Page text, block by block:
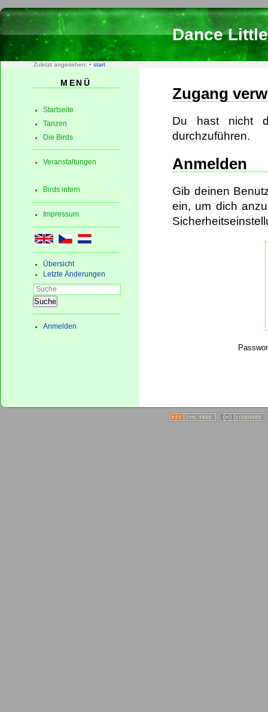
Dance
Zuletzt angesehen: • start
Zugang
Du hast nicht
durchzuführen.
Anmelden
Gib deinen
ein, um dich
MENÜ
Startseite
Tanzen
Die Birds
Veranstaltungen
Birds intern
Impressum
Übersicht
Letzte Änderungen
Suche
Anmelden